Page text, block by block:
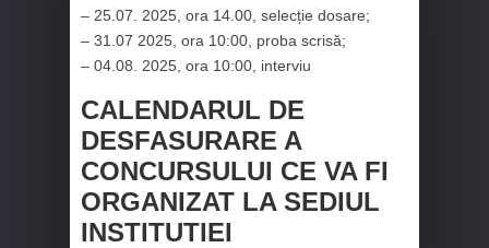
– 25.07. 2025, ora 14.00, selecție dosare;
– 31.07 2025, ora 10:00, proba scrisă;
– 04.08. 2025, ora 10:00, interviu
CALENDARUL DE
DESFASURARE A
CONCURSULUI CE VA FI
ORGANIZAT LA SEDIUL
INSTITUTIEI